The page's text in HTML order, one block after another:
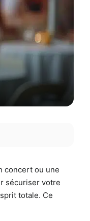
concert ou une
sécuriser votre
totale. Ce